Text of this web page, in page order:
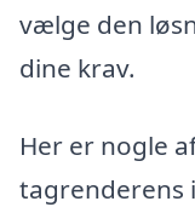
vælge den
dine krav.
Her er nogle
tagrenderens